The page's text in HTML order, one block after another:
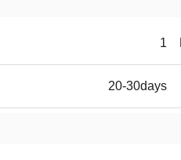
1
20-30days